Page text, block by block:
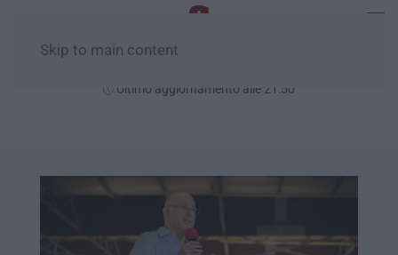
Skip to main content
Ultimo aggiornamento alle 21:50